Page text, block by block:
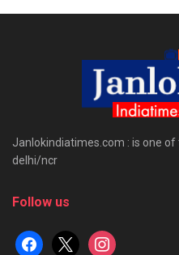
Janlokindiatimes.com : is one
delhi/ncr
Follow us
facebook
x instagram